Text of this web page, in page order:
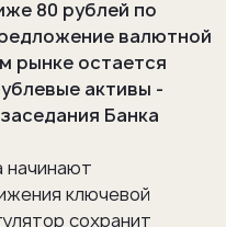
80 рублей по
валютной
рынке остается
активы -
Банка
начинают
ключевой
сохранит